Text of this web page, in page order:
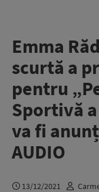
Emma
scurtă a
pentru
Sportivă
va fi
AUDIO
13/12/2021